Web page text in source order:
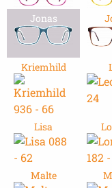
Jonas
Kriemhild
Lisa
Malte